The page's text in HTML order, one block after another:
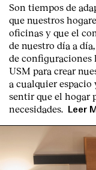
Son tiempos de
que nuestros
oficinas y que el
de nuestro día a
de configuraciones
USM para crear
a cualquier
sentir que el hogar
necesidades.
Leer